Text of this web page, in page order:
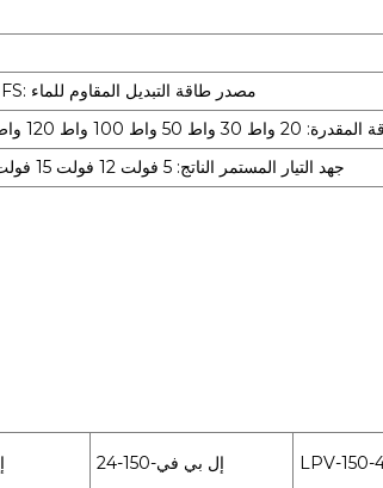
كود تطوير مصدر طاقة التبديل: FS: مصدر طاقة التبديل المقاوم للماء
واط 50 واط 100 واط 120 واط 150 واط 200 واط 250 واط
جهد التيار المستمر الناتج: 5 فولت 12 فولت 15 فولت 24 فولت 36 فولت 48 فولت
إل بي في-150-24 LPV-150-